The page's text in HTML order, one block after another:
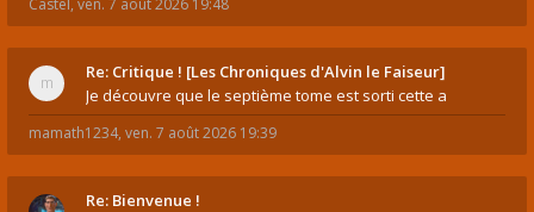
Castel, ven. 7 août 2026 19:48
Re: Critique ! [Les Chroniques d'Alvin le Faiseur]
Je découvre que le septième tome est sorti cette a
mamath1234, ven. 7 août 2026 19:39
Re: Bienvenue !